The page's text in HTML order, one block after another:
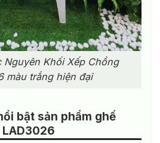
Nguyên Khối Xếp Chồng
màu trắng hiện đại
bật sản phẩm ghế